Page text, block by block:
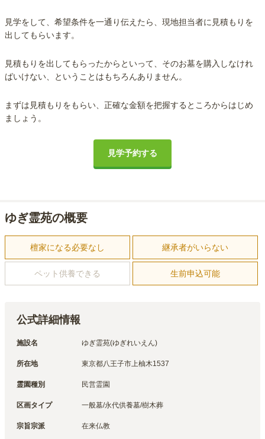
見学をして、希望条件を一通り伝えたら、現地担当者に見積もりを
出してもらいます。
見積もりを出してもらったからといって、そのお墓を購入しなけれ
ばいけない、ということはもちろんありません。
まずは見積もりをもらい、正確な金額を把握するところからはじめ
ましょう。
見学予約する
ゆぎ霊苑の概要
檀家になる必要なし 継承者がいらない
ペット供養できる 生前申込可能
公式詳細情報
施設名 ゆぎ霊苑(ゆぎれいえん)
所在地 東京都八王子市上柚木1537
霊園種別 民営霊園
区画タイプ 一般墓/永代供養墓/樹木葬
宗旨宗派 在来仏教